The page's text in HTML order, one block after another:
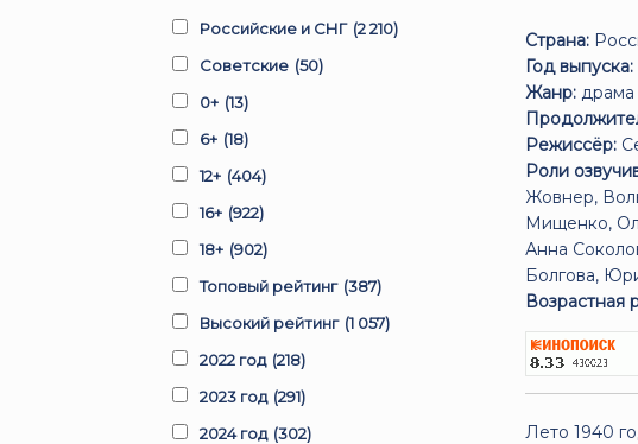
Страна:
Год выпуска:
Жанр: драма
Режиссёр:
Роли
Жовнер,
Мищенко,
Анна
Болгова,
Возрастная
Лето 1940
Российские и СНГ (2 210)
Советские (50)
0+ (13)
6+ (18)
12+ (404)
16+ (922)
18+ (902)
Топовый рейтинг (387)
Высокий рейтинг (1 057)
2022 год (218)
2023 год (291)
2024 год (302)